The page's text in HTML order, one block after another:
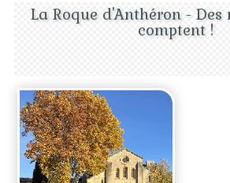
La Roque d'Anthéron -
comptent !